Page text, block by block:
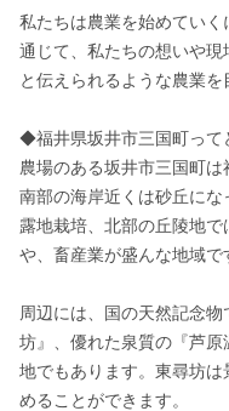
私たちは農業を始めてい
通じて、私たちの想いや
と伝えられるような農業を
◆福井県坂井市三国町って
農場のある坂井市三国町は
南部の海岸近くは砂丘に
露地栽培、北部の丘陵地
や、畜産業が盛んな地域で
周辺には、国の天然記念
坊』、優れた泉質の『芦
地でもあります。東尋坊
めることができます。